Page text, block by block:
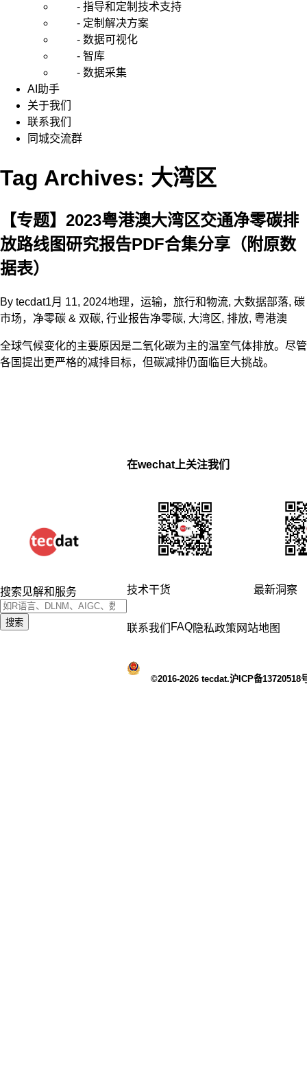
- 指导和定制技术支持
- 定制解决方案
- 数据可视化
- 智库
- 数据采集
AI助手
关于我们
联系我们
同城交流群
Tag Archives: 大湾区
【专题】2023粤港澳大湾区交通净零碳排
放路线图研究报告PDF合集分享（附原数
据表）
By tecdat1月 11, 2024地理，运输，旅行和物流, 大数据部落, 碳
市场，净零碳 & 双碳, 行业报告净零碳, 大湾区, 排放, 粤港澳
全球气候变化的主要原因是二氧化碳为主的温室气体排放。尽管
各国提出更严格的减排目标，但碳减排仍面临巨大挑战。
搜索见解和服务
搜索
在wechat上关注我们
技术干货 最新洞察
联系我们 FAQ隐私政策 网站地图
©2016-2026 tecdat.沪ICP备13720518